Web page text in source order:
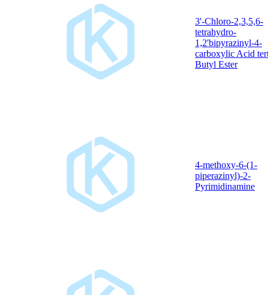
3'-Chloro-2,3,5,6-
tetrahydro-
1,2'bipyrazinyl-4-
carboxylic Acid
Butyl Ester
4-methoxy-6-(1-
piperazinyl)-2-
Pyrimidinamine